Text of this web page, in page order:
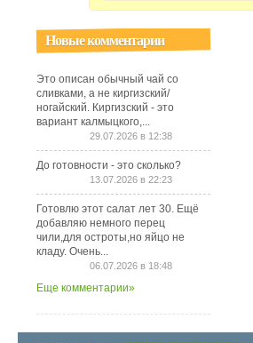
Новые комментарии
Это описан обычный чай со
сливками, а не киргизский/
ногайский. Киргизский - это
вариант калмыцкого,...
29.07.2026 в 12:38
До готовности - это сколько?
13.07.2026 в 22:23
Готовлю этот салат лет 30. Ещё
добавляю немного перец
чили,для остроты,но яйцо не
кладу. Очень...
06.07.2026 в 18:48
Еще комментарии»